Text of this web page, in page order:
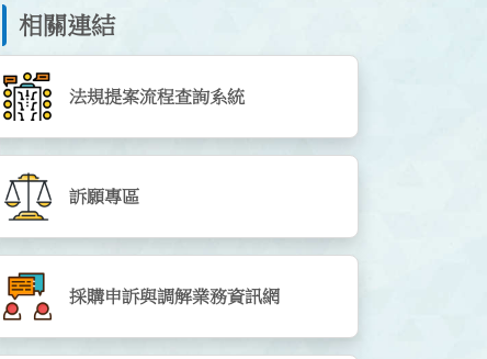
相關連結
法規提案流程查詢系統
訴願專區
採購申訴與調解業務資訊網